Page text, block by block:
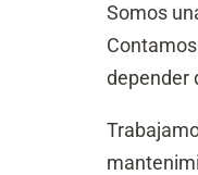
Somos
depender